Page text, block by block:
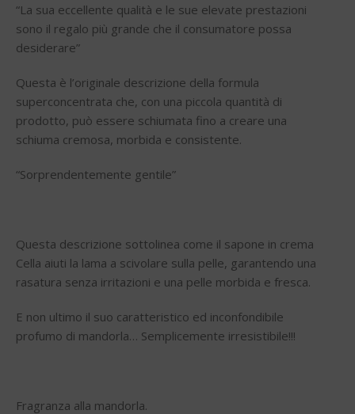
“La sua eccellente qualità e le sue elevate prestazioni
sono il regalo più grande che il consumatore possa
desiderare”
Questa è l’originale descrizione della formula
superconcentrata che, con una piccola quantità di
prodotto, può essere schiumata fino a creare una
schiuma cremosa, morbida e consistente.
“Sorprendentemente gentile”
Questa descrizione sottolinea come il sapone in crema
Cella aiuti la lama a scivolare sulla pelle, garantendo una
rasatura senza irritazioni e una pelle morbida e fresca.
E non ultimo il suo caratteristico ed inconfondibile
profumo di mandorla… Semplicemente irresistibile!!!
Fragranza alla mandorla.